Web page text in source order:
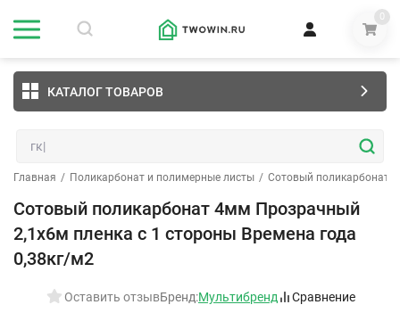
0
КАТАЛОГ ТОВАРОВ
Главная / Поликарбонат и полимерные листы / Сотовый поликарбонат
Сотовый поликарбонат 4мм Прозрачный
2,1х6м пленка с 1 стороны Времена года
0,38кг/м2
Оставить отзывБренд:Мультибренд Сравнение